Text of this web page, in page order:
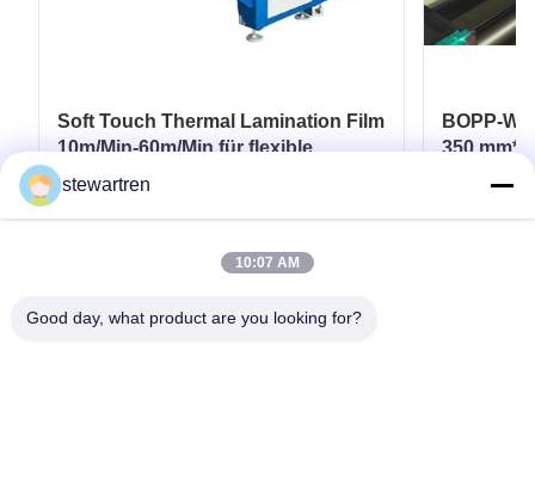
Soft Touch Thermal Lamination Film
10m/Min-60m/Min für flexible
Verpackungen
BOPP-
350
stewartren
10:07 AM
Good day, what product are you looking for?